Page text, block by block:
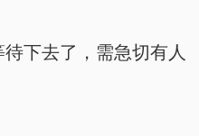
下去了，需急切有人